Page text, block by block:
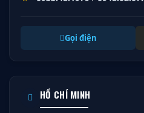
Gọi điện
HỒ CHÍ MINH